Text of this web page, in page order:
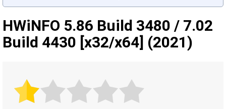
HWiNFO 5.86 Build 3480 / 7.02
Build 4430 [x32/x64] (2021)